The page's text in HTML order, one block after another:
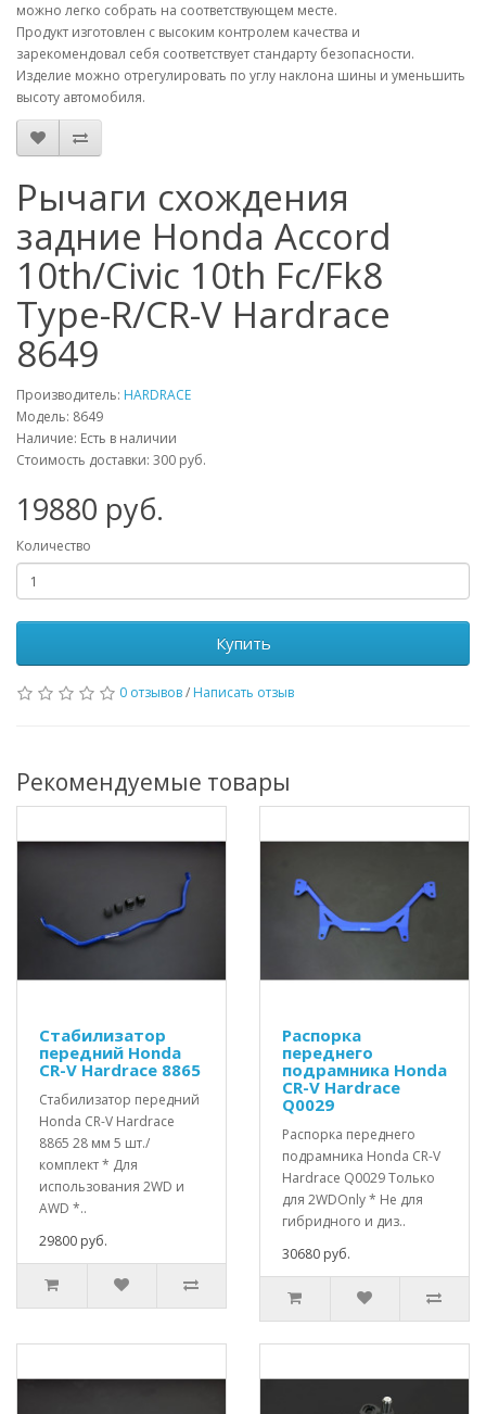
можно легко собрать на соответствующем месте.
Продукт изготовлен с высоким контролем качества и
зарекомендовал себя соответствует стандарту безопасности.
Изделие можно отрегулировать по углу наклона шины и уменьшить
высоту автомобиля.
Рычаги схождения
задние Honda Accord
10th/Civic 10th Fc/Fk8
Type-R/CR-V Hardrace
8649
Производитель: HARDRACE
Модель: 8649
Наличие: Есть в наличии
Стоимость доставки: 300 руб.
19880 руб.
Количество
Купить
0 отзывов/ Написать отзыв
Рекомендуемые товары
Стабилизатор
передний Honda
CR-V Hardrace 8865
Стабилизатор передний
Honda CR-V Hardrace
8865 28 мм 5 шт./
комплект * Для
использования 2WD и
AWD *..
29800 руб.
Распорка
переднего
подрамника Honda
CR-V Hardrace
Q0029
Распорка переднего
подрамника Honda CR-V
Hardrace Q0029 Только
для 2WDOnly * Не для
гибридного и диз..
30680 руб.